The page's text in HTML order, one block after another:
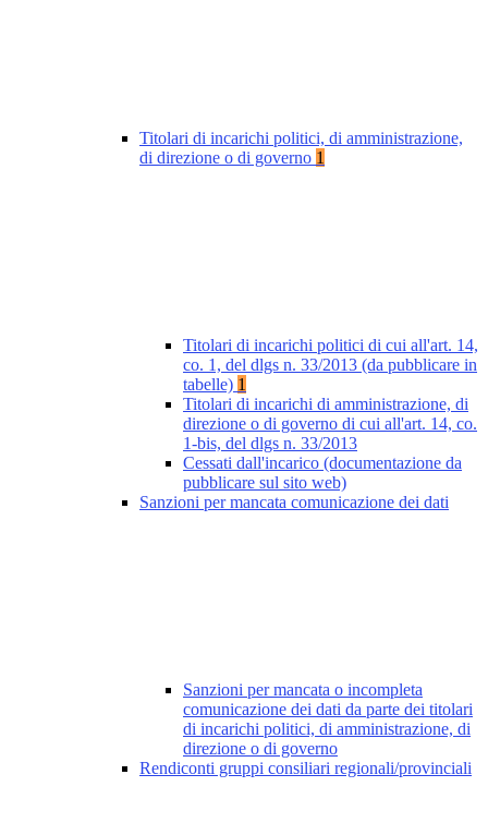
Titolari di incarichi politici, di amministrazione,
di direzione o di governo 1
Titolari di incarichi politici di cui all'art. 14,
co. 1, del dlgs n. 33/2013 (da pubblicare in
tabelle) 1
Titolari di incarichi di amministrazione, di
direzione o di governo di cui all'art. 14, co.
1-bis, del dlgs n. 33/2013
Cessati dall'incarico (documentazione da
pubblicare sul sito web)
Sanzioni per mancata comunicazione dei dati
Sanzioni per mancata o incompleta
comunicazione dei dati da parte dei titolari
di incarichi politici, di amministrazione, di
direzione o di governo
Rendiconti gruppi consiliari regionali/provinciali